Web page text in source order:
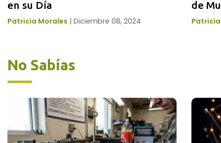
en su Día
Patricia Morales | Diciembre 08, 2024
de
No Sabías